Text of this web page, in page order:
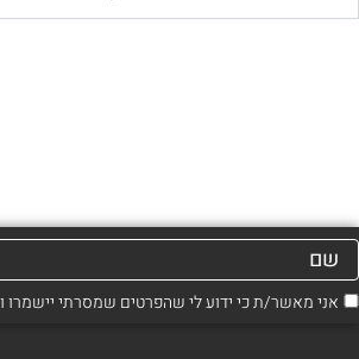
אני מאשר/ת כי ידוע לי שהפרטים שמסרתי יישמרו ויעובדו בהתאם